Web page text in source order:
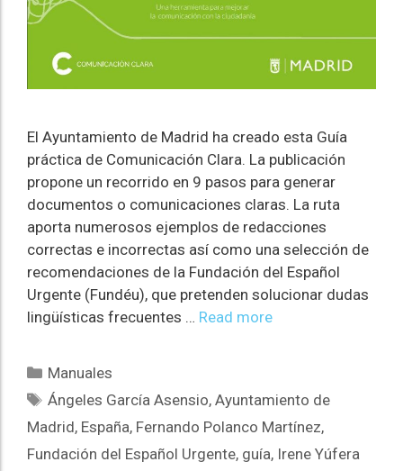
El Ayuntamiento de Madrid ha creado esta Guía
práctica de Comunicación Clara. La publicación
propone un recorrido en 9 pasos para generar
documentos o comunicaciones claras. La ruta
aporta numerosos ejemplos de redacciones
correctas e incorrectas así como una selección de
recomendaciones de la Fundación del Español
Urgente (Fundéu), que pretenden solucionar dudas
lingüísticas frecuentes … Read more
Manuales
Ángeles García Asensio,Ayuntamiento de
Madrid, España, Fernando Polanco Martínez,
Fundación del Español Urgente, guía, Irene Yúfera